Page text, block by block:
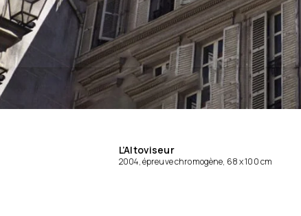
L’Altoviseur
2004, épreuve chromogène, 68 x 100 cm